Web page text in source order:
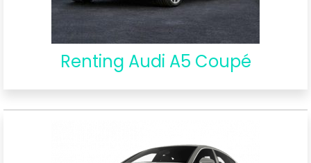
Renting Audi A5 Coupé